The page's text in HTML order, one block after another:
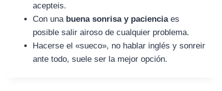
acepteis.
Con una buena sonrisa y pacienciaes
posible salir airoso de cualquier problema.
Hacerse el «sueco», no hablar inglés y sonreir
ante todo, suele ser la mejor opción.